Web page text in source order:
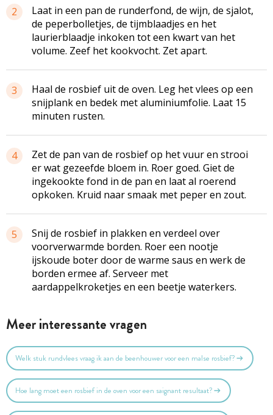
2
Laat in een pan de runderfond, de wijn, de sjalot,
de peperbolletjes, de tijmblaadjes en het
laurierblaadje inkoken tot een kwart van het
volume. Zeef het kookvocht. Zet apart.
3
Haal de rosbief uit de oven. Leg het vlees op een
snijplank en bedek met aluminiumfolie. Laat 15
minuten rusten.
4
Zet de pan van de rosbief op het vuur en strooi
er wat gezeefde bloem in. Roer goed. Giet de
ingekookte fond in de pan en laat al roerend
opkoken. Kruid naar smaak met peper en zout.
5
Snij de rosbief in plakken en verdeel over
voorverwarmde borden. Roer een nootje
ijskoude boter door de warme saus en werk de
borden ermee af. Serveer met
aardappelkroketjes en een beetje waterkers.
Meer interessante vragen
Welk stuk rundvlees vraag ik aan de beenhouwer voor een malse rosbief?
Hoe lang moet een rosbief in de oven voor een saignant resultaat?